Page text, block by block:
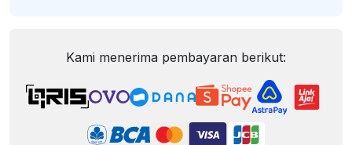
Kami menerima pembayaran berikut: